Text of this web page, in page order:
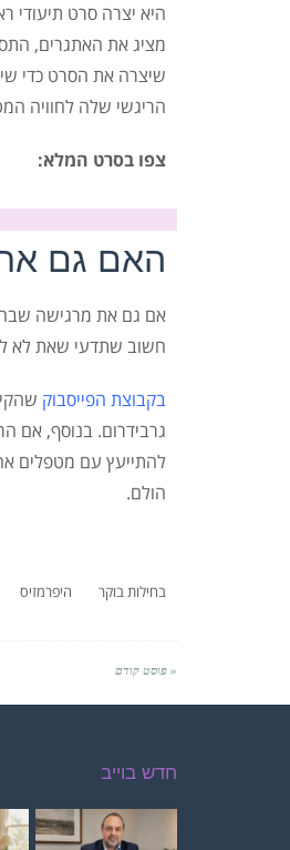
היא יצרה סרט תיעודי
מציג את האתגרים,
שיצרה את הסרט כדי
הריגשי שלה לחוויה
צפו בסרט המלא:
האם גם את
אם גם את מרגישה
חשוב שתדעי שאת לא
בקבוצת הפייסבוק
גרבידרום. בנוסף, אם
להתייעץ עם מטפלים
הולם.
בחילות בוקר היפרמזיס
« פוסט קודם
חדש בוייב